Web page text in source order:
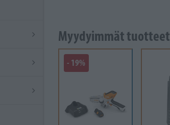
Myydyimmät tuotteet
- 19%